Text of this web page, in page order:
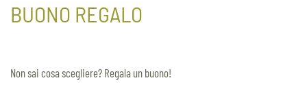
BUONO REGALO
Non sai cosa scegliere? Regala un buono!